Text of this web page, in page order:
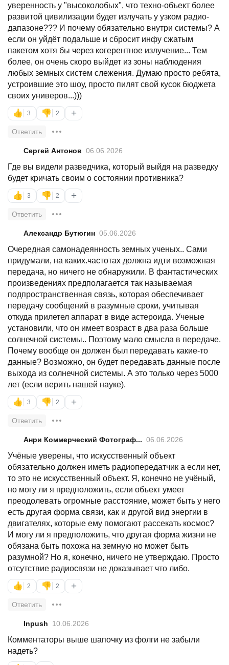
уверенность у "высоколобых", что техно-объект более
развитой цивилизации будет излучать у узком радио-
дапазоне??? И почему обязательно внутри системы? А
если он уйдёт подальше и сбросит инфу сжатым
пакетом хотя бы через когерентное излучение... Тем
более, он очень скоро выйдет из зоны наблюдения
любых земных систем слежения. Думаю просто ребята,
устроившие это шоу, просто пилят свой кусок бюджета
своих универов...)))
👍 3 👎 2 +
Ответить
Сергей Антонов 06.06.2026
Где вы видели разведчика, который выйдя на разведку
будет кричать своим о состоянии противника?
👍 3 👎 2 +
Ответить
Александр Бутюгин 05.06.2026
Очередная самонадеянность земных ученых.. Сами
придумали, на каких.частотах должна идти возможная
передача, но ничего не обнаружили. В фантастических
произведениях предполагается так называемая
подпространственная связь, которая обеспечивает
передачу сообщений в разумные сроки, учитывая
откуда прилетел аппарат в виде астероида. Ученые
установили, что он имеет возраст в два раза больше
солнечной системы.. Поэтому мало смысла в передаче.
Почему вообще он должен был передавать какие-то
данные? Возможно, он будет передавать данные после
выхода из солнечной системы. А это только через 5000
лет (если верить нашей науке).
👍 3 👎 2 +
Ответить
Анри Коммерческий Фотограф... 06.06.2026
Учёные уверены, что искусственный объект
обязательно должен иметь радиопередатчик а если нет,
то это не искусственный объект. Я, конечно не учёный,
но могу ли я предположить, если объект умеет
преодолевать огромные расстояние, может быть у него
есть другая форма связи, как и другой вид энергии в
двигателях, которые ему помогают рассекать космос?
И могу ли я предположить, что другая форма жизни не
обязана быть похожа на земную но может быть
разумной? Но я, конечно, ничего не утверждаю. Просто
отсутствие радиосвязи не доказывает что либо.
👍 2 👎 2 +
Ответить
Inpush 10.06.2026
Комментаторы выше шапочку из фолги не забыли
надеть?